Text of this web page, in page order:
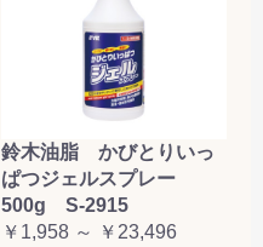
鈴木油脂 かびとりいっ
ぱつジェルスプレー
500g S-2915
￥1,958 ～ ￥23,496